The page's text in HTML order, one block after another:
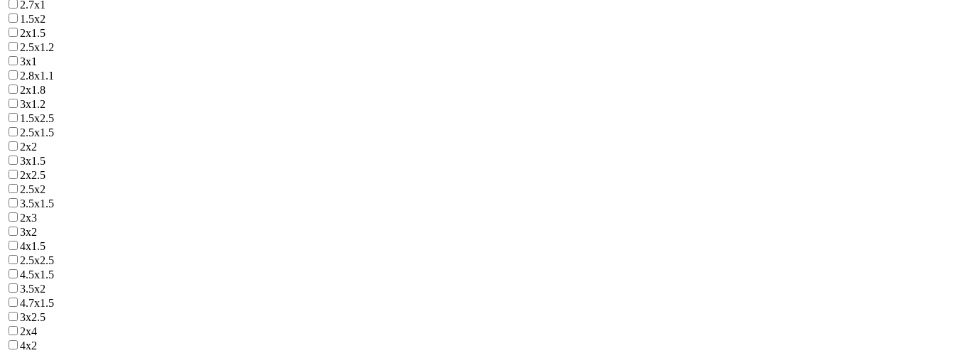
2.7х1
1.5х2
2х1.5
2.5х1.2
3х1
2.8х1.1
2х1.8
3х1.2
1.5х2.5
2.5х1.5
2х2
3х1.5
2х2.5
2.5х2
3.5х1.5
2х3
3х2
4х1.5
2.5х2.5
4.5х1.5
3.5х2
4.7х1.5
3х2.5
2х4
4х2